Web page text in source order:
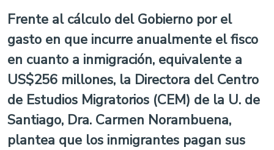
Frente al cálculo del Gobierno por el
gasto en que incurre anualmente el fisco
en cuanto a inmigración, equivalente a
US$256 millones, la Directora del Centro
de Estudios Migratorios (CEM) de la U. de
Santiago, Dra. Carmen Norambuena,
plantea que los inmigrantes pagan sus